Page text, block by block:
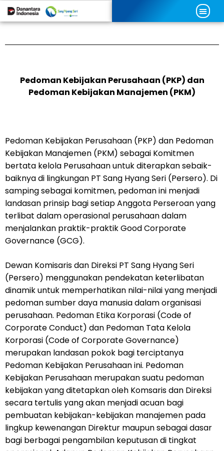
Pedoman Kebijakan Perusahaan (PKP) dan
Pedoman Kebijakan Manajemen (PKM)
Pedoman Kebijakan Perusahaan (PKP) dan Pedoman
Kebijakan Manajemen (PKM) sebagai Komitmen
bertata kelola Perusahaan untuk diterapkan sebaik-
baiknya di lingkungan PT Sang Hyang Seri (Persero). Di
samping sebagai komitmen, pedoman ini menjadi
landasan prinsip bagi setiap Anggota Perseroan yang
terlibat dalam operasional perusahaan dalam
menjalankan praktik-praktik Good Corporate
Governance (GCG).
Dewan Komisaris dan Direksi PT Sang Hyang Seri
(Persero) menggunakan pendekatan keterlibatan
dinamik untuk memperhatikan nilai-nilai yang menjadi
pedoman sumber daya manusia dalam organisasi
perusahaan. Pedoman Etika Korporasi (Code of
Corporate Conduct) dan Pedoman Tata Kelola
Korporasi (Code of Corporate Governance)
merupakan landasan pokok bagi terciptanya
Pedoman Kebijakan Perusahaan ini. Pedoman
Kebijakan Perusahaan merupakan suatu pedoman
kebijakan yang ditetapkan oleh Komsaris dan Direksi
secara tertulis yang akan menjadi acuan bagi
pembuatan kebijakan-kebijakan manajemen pada
lingkup kewenangan Direktur maupun sebagai dasar
bagi berbagai pengambilan keputusan di tingkat